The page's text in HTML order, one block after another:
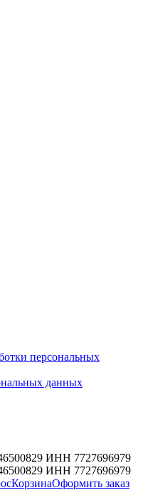
персональных
данных
ИНН 7727696979
ИНН 7727696979
КорзинаОформить заказ